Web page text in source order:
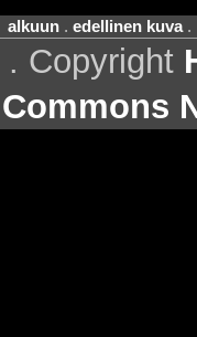
alkuun. edellinen kuva.
. Copyright
Commons